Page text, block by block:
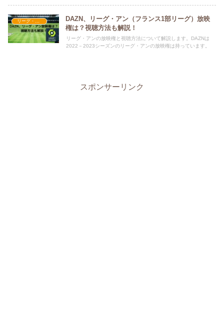
リーグ・アン
DAZN、リーグ・アン（フランス1部リーグ）放映
権は？視聴方法も解説！
リーグ・アンの放映権と視聴方法について解説します。DAZNは
2022－2023シーズンのリーグ・アンの放映権は持っています。
スポンサーリンク